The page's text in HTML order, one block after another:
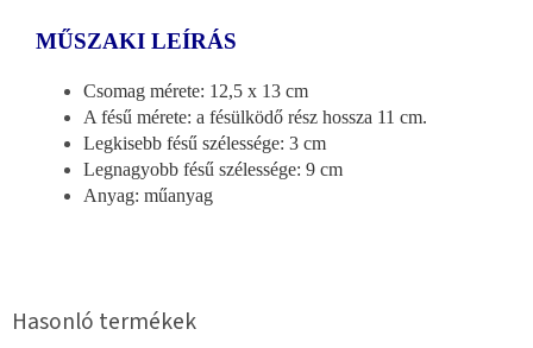
MŰSZAKI LEÍRÁS
Csomag mérete: 12,5 x 13 cm
A fésű mérete: a fésülködő rész hossza 11 cm.
Legkisebb fésű szélessége: 3 cm
Legnagyobb fésű szélessége: 9 cm
Anyag: műanyag